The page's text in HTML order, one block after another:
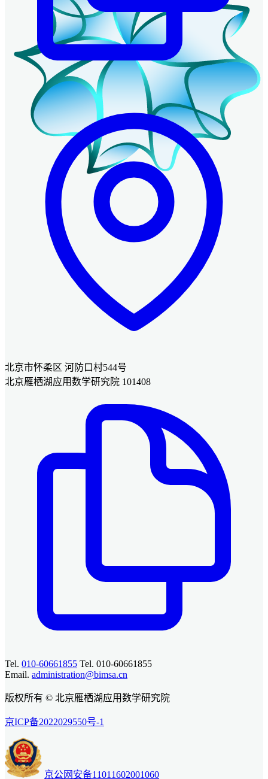
北京市怀柔区 河防口村544号
北京雁栖湖应用数学研究院 101408
Tel. 010-60661855 Tel. 010-60661855
Email. administration@bimsa.cn
版权所有 © 北京雁栖湖应用数学研究院
京ICP备2022029550号-1
京公网安备11011602001060